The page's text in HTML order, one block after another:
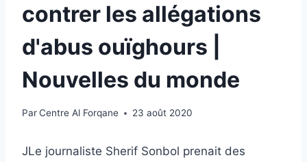
contrer les allégations
d'abus ouïghours |
Nouvelles du monde
ParCentre Al Forqane 23 août 2020
JLe journaliste Sherif Sonbol prenait des